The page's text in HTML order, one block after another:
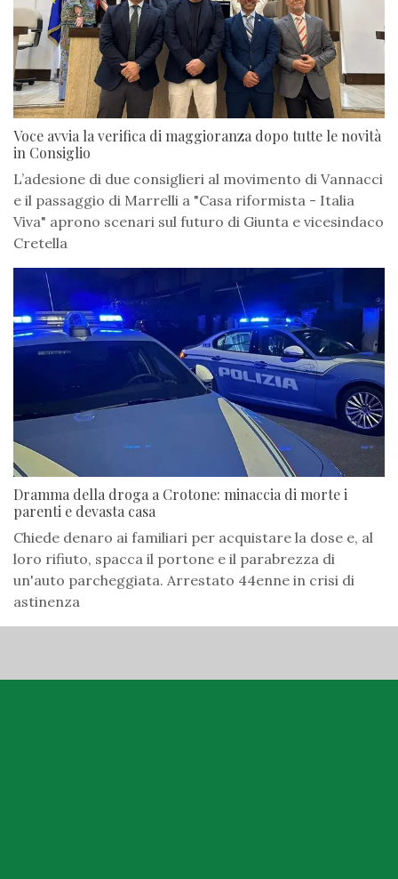
Voce avvia la verifica di maggioranza dopo tutte le novità
in Consiglio
L’adesione di due consiglieri al movimento di Vannacci
e il passaggio di Marrelli a "Casa riformista - Italia
Viva" aprono scenari sul futuro di Giunta e vicesindaco
Cretella
Dramma della droga a Crotone: minaccia di morte i
parenti e devasta casa
Chiede denaro ai familiari per acquistare la dose e, al
loro rifiuto, spacca il portone e il parabrezza di
un'auto parcheggiata. Arrestato 44enne in crisi di
astinenza